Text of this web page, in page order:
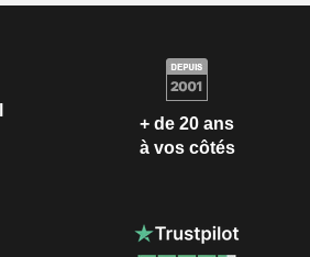
+ de 20 ans
à vos côtés